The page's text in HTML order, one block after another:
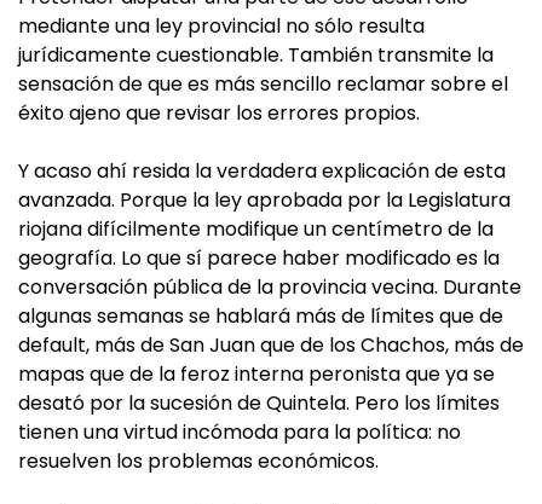
mediante una ley provincial no sólo resulta
jurídicamente cuestionable. También transmite la
sensación de que es más sencillo reclamar sobre el
éxito ajeno que revisar los errores propios.
Y acaso ahí resida la verdadera explicación de esta
avanzada. Porque la ley aprobada por la Legislatura
riojana difícilmente modifique un centímetro de la
geografía. Lo que sí parece haber modificado es la
conversación pública de la provincia vecina. Durante
algunas semanas se hablará más de límites que de
default, más de San Juan que de los Chachos, más de
mapas que de la feroz interna peronista que ya se
desató por la sucesión de Quintela. Pero los límites
tienen una virtud incómoda para la política: no
resuelven los problemas económicos.